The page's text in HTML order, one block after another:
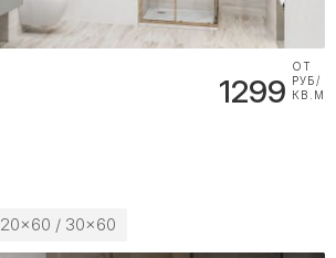
1299
ОТ
РУБ/
КВ.М
20x60 / 30x60